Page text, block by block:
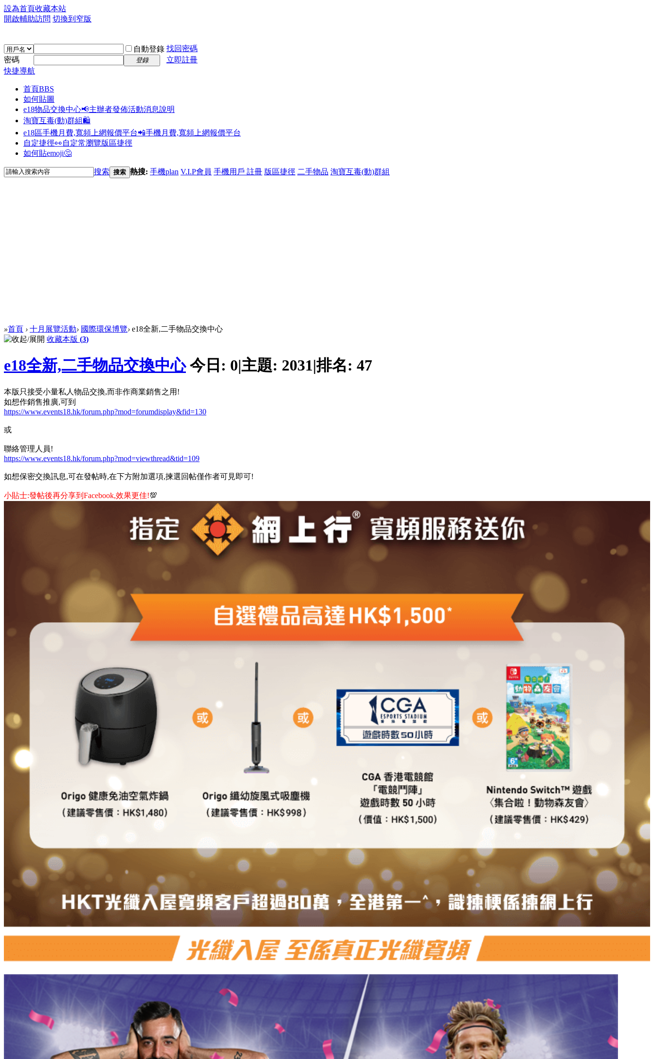
設為首頁收藏本站
開啟輔助訪問 切換到窄版
自動登錄 找回密碼
密碼
登錄
立即註冊
快捷導航
首頁BBS
如何貼圖
e18物品交換中心📢主辦者發佈活動消息說明
淘寶互毒(動)群組🛍️
e18區手機月費,寬頻上網報價平台📲手機月費,寬頻上網報價平台
自定捷徑👀自定常瀏覽版區捷徑
如何貼emoji🤔
搜索 搜索 熱搜: 手機plan V.I.P會員 手機用戶 註冊 版區捷徑 二手物品 淘寶互毒(動)群組
»首頁 › 十月展覽活動› 國際環保博覽› e18全新,二手物品交換中心
收藏本版 (3)
e18全新,二手物品交換中心 今日: 0|主題: 2031|排名: 47
本版只接受小量私人物品交換,而非作商業銷售之用!
如想作銷售推廣,可到
https://www.events18.hk/forum.php?mod=forumdisplay&fid=130
或
聯絡管理人員!
https://www.events18.hk/forum.php?mod=viewthread&tid=109
如想保密交換訊息,可在發帖時,在下方附加選項,揀選回帖僅作者可見即可!
小貼士:發帖後再分享到Facebook,效果更佳!💯